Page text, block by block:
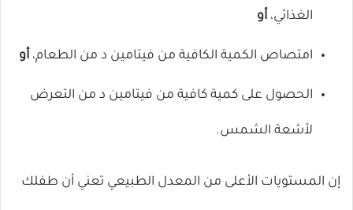
الغذائي، أو
امتصاص الكمية الكافية من فيتامين د من الطعام، أو
الحصول على كمية كافية من فيتامين د من التعرض
لأشعة الشمس.
إن المستويات الأعلى من المعدل الطبيعي تعني أن طفلك